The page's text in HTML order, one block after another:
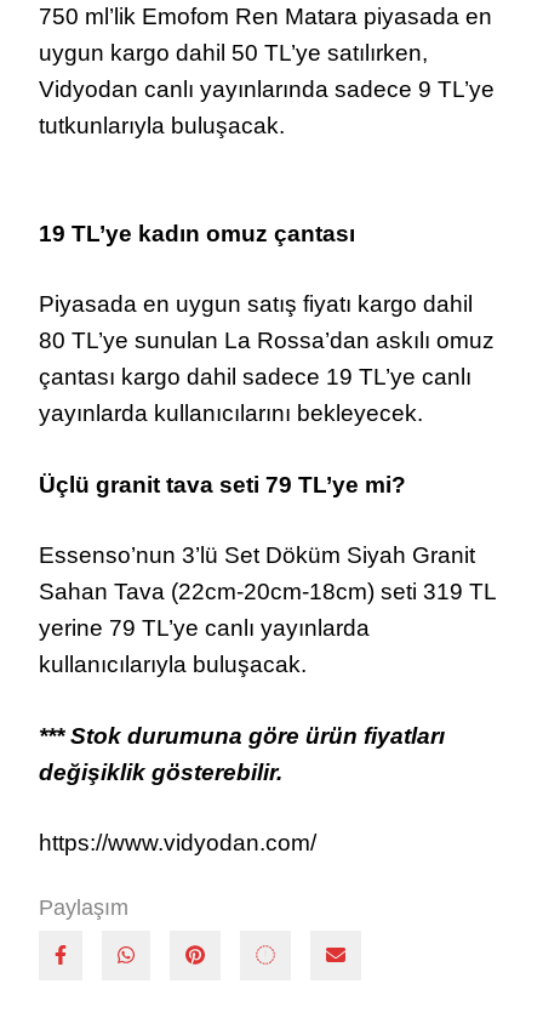
750 ml’lik Emofom Ren Matara piyasada en
uygun kargo dahil 50 TL’ye satılırken,
Vidyodan canlı yayınlarında sadece 9 TL’ye
tutkunlarıyla buluşacak.
19 TL’ye kadın omuz çantası
Piyasada en uygun satış fiyatı kargo dahil
80 TL’ye sunulan La Rossa’dan askılı omuz
çantası kargo dahil sadece 19 TL’ye canlı
yayınlarda kullanıcılarını bekleyecek.
Üçlü granit tava seti 79 TL’ye mi?
Essenso’nun 3’lü Set Döküm Siyah Granit
Sahan Tava (22cm-20cm-18cm) seti 319 TL
yerine 79 TL’ye canlı yayınlarda
kullanıcılarıyla buluşacak.
*** Stok durumuna göre ürün fiyatları
değişiklik gösterebilir.
https://www.vidyodan.com/
Paylaşım